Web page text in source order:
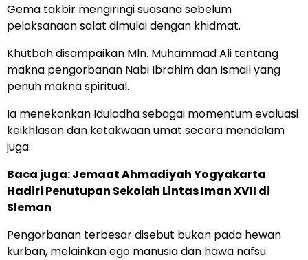
Gema takbir mengiringi suasana sebelum
pelaksanaan salat dimulai dengan khidmat.
Khutbah disampaikan Mln. Muhammad Ali tentang
makna pengorbanan Nabi Ibrahim dan Ismail yang
penuh makna spiritual.
Ia menekankan Iduladha sebagai momentum evaluasi
keikhlasan dan ketakwaan umat secara mendalam
juga.
Baca juga: Jemaat Ahmadiyah Yogyakarta
Hadiri Penutupan Sekolah Lintas Iman XVII di
Sleman
Pengorbanan terbesar disebut bukan pada hewan
kurban, melainkan ego manusia dan hawa nafsu.